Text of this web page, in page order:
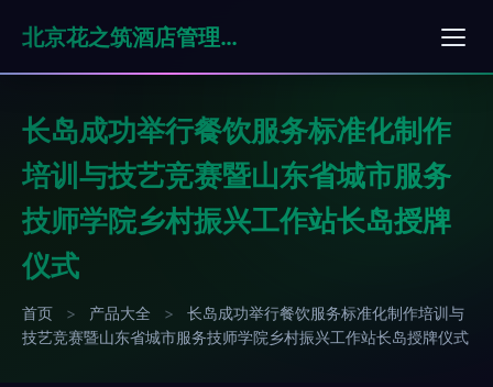
北京花之筑酒店管理有限公司
长岛成功举行餐饮服务标准化制作
培训与技艺竞赛暨山东省城市服务
技师学院乡村振兴工作站长岛授牌
仪式
首页 > 产品大全 >
长岛成功举行餐饮服务标准化制作培训与
技艺竞赛暨山东省城市服务技师学院乡村振兴工作站长岛授牌仪式